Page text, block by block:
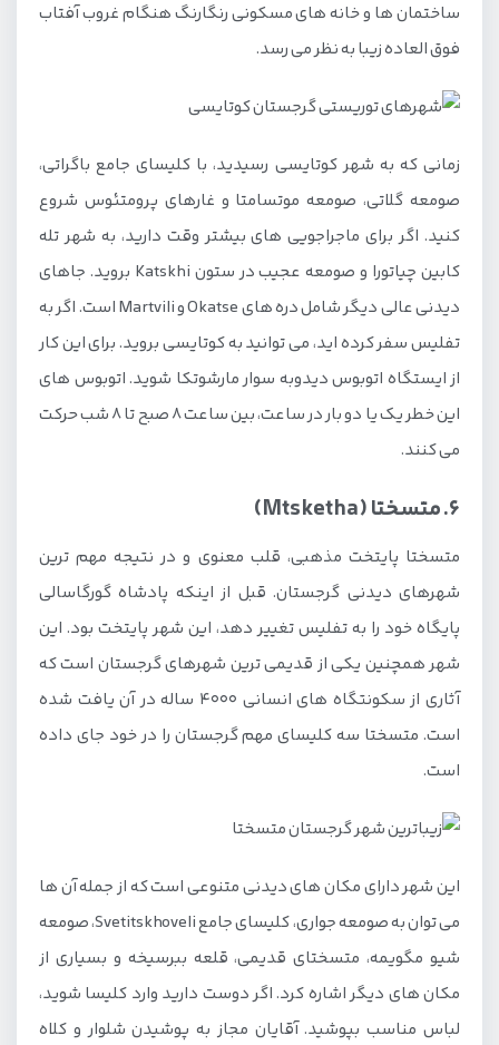
ساختمان ها و خانه های مسکونی رنگارنگ هنگام غروب آفتاب
فوق العاده زیبا به نظر می رسد.
زمانی که به شهر کوتایسی رسیدید، با کلیسای جامع باگراتی،
صومعه گلاتی، صومعه موتسامتا و غارهای پرومتئوس شروع
کنید. اگر برای ماجراجویی های بیشتر وقت دارید، به شهر تله
کابین چیاتورا و صومعه عجیب در ستون Katskhi بروید. جاهای
دیدنی عالی دیگر شامل دره های Okatse و Martvili است. اگر به
تفلیس سفر کرده اید، می توانید به کوتایسی بروید. برای این کار
از ایستگاه اتوبوس دیدوبه سوار مارشوتکا شوید. اتوبوس های
این خطر یک یا دو بار در ساعت، بین ساعت 8 صبح تا 8 شب حرکت
می کنند.
6. متسختا (Mtsketha)
متسختا پایتخت مذهبی، قلب معنوی و در نتیجه مهم ترین
شهرهای دیدنی گرجستان. قبل از اینکه پادشاه گورگاسالی
پایگاه خود را به تفلیس تغییر دهد، این شهر پایتخت بود. این
شهر همچنین یکی از قدیمی ترین شهرهای گرجستان است که
آثاری از سکونتگاه های انسانی 4000 ساله در آن یافت شده
است. متسختا سه کلیسای مهم گرجستان را در خود جای داده
است.
این شهر دارای مکان های دیدنی متنوعی است که از جمله آن ها
می توان به صومعه جواری، کلیسای جامع Svetitskhoveli، صومعه
شیو مگویمه، متسختای قدیمی، قلعه ببرسیخه و بسیاری از
مکان های دیگر اشاره کرد. اگر دوست دارید وارد کلیسا شوید،
لباس مناسب بپوشید. آقایان مجاز به پوشیدن شلوار و کلاه